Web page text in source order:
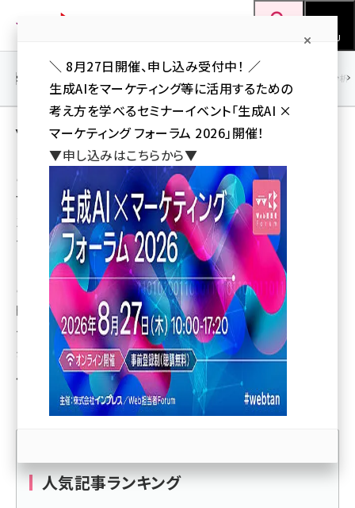
ン
MENU
seo (3528)
ai (2811)
youtube (2439)
note (2315)
セミナー (2308)
z世代 (1623)
meo (1277)
llmo (1166)
SEO アクセス解析／データ分析
Yahoo!マーケティングソリューション
このコーナーではYahoo!
マーケティングソリューショ
ンが提供するサービスおよ
び関連テーマの記事を掲載
します。
このページは「ヤフーの広告・データソリューション 徹底攻
略！」で2014年10月以降に公開されたメイン記事のバック
ナンバー一覧です。2014年9月以前に公開された記事を含
むマイクロサイト全体のバックナンバー一覧はこちらの
ページ
をご覧ください。
人気記事ランキング
＼ 8月27日開催、申し込み受付中！ ／
生成AIをマーケティング等に活用するための
考え方を学べるセミナーイベント「生成AI ×
マーケティング フォーラム 2026」開催！
▼申し込みはこちらから▼